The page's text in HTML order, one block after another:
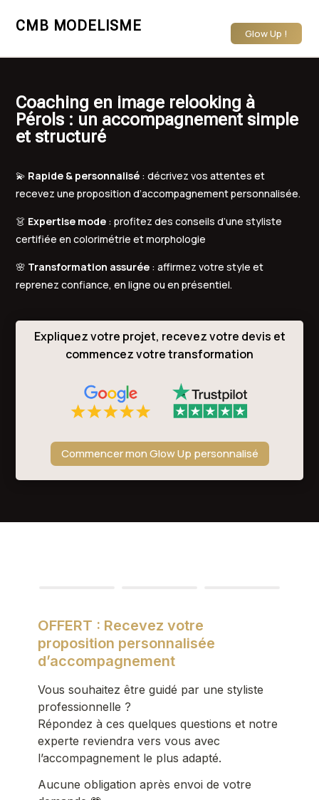
CMB MODELISME Glow Up !
Coaching en image relooking à
Pérols : un accompagnement simple
et structuré
💫 Rapide & personnalisé : décrivez vos attentes et
recevez une proposition d’accompagnement personnalisée.
👗 Expertise mode : profitez des conseils d’une styliste
certifiée en colorimétrie et morphologie
🌸 Transformation assurée : affirmez votre style et
reprenez confiance, en ligne ou en présentiel.
Expliquez votre projet, recevez votre devis et
commencez votre transformation
Commencer mon Glow Up personnalisé